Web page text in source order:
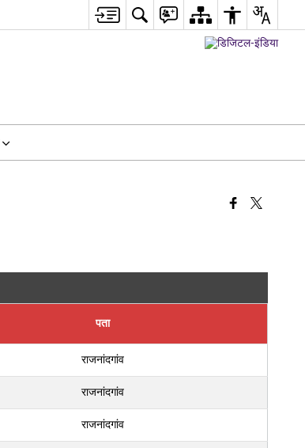
पता
राजनांदगांव
राजनांदगांव
राजनांदगांव